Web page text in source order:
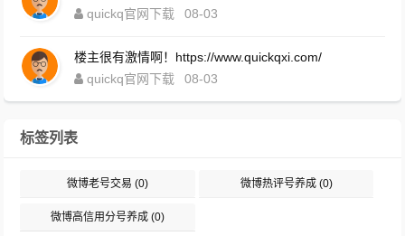
quickq官网下载
08-03
楼主很有激情啊！https://www.quickqxi.com/
quickq官网下载
08-03
标签列表
微博老号交易 (0) 微博热评号养成(0)
微博高信用分号养成 (0)